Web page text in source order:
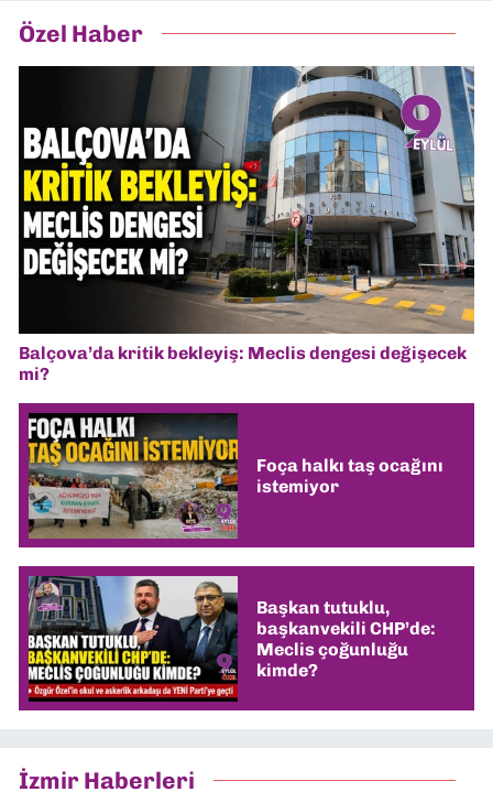
Özel Haber
Balçova’da kritik bekleyiş: Meclis dengesi değişecek
mi?
Foça halkı taş ocağını
istemiyor
Başkan tutuklu,
başkanvekili CHP’de:
Meclis çoğunluğu
kimde?
İzmir Haberleri